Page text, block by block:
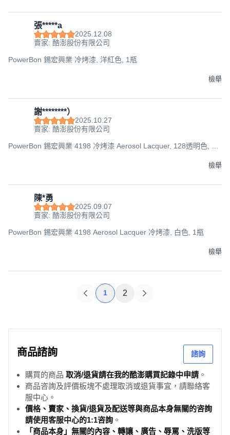
張*****a
2025.12.08
賣家: 酷澎股份有限公司
PowerBon 錫宏興業 冷烤漆, 洋紅色, 1瓶
檢舉
謝********）
2025.10.27
賣家: 酷澎股份有限公司
PowerBon 錫宏興業 4198 冷烤漆 Aerosol Lacquer, 128透明色, 1
檢舉
陳*勇
2025.09.07
賣家: 酷澎股份有限公司
PowerBon 錫宏興業 4198 Aerosol Lacquer 冷烤漆, 白色, 1瓶
檢舉
1 2
商品諮詢 諮詢
購買的商品 取消/退貨請在我的酷澎購買記錄中申請 。
商品咨詢及評價板塊不處理取消或退貨事宜，請聯絡客
服中心。
價格、賣家、換貨/退貨及配送等與商品本身無關的咨詢
請使用客服中心的1:1咨詢 。
「商品本身」無關的內容、轉讓、廣告、辱罵、洗版等